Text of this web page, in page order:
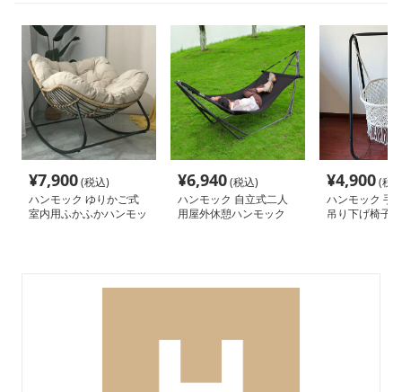
¥7,900(税込)
ハンモック ゆりかご式
室内用ふかふかハンモッ
¥6,940(税込)
ハンモック 自立式二人
用屋外休憩ハンモック
¥4,900(税
ハンモック 手
吊り下げ椅子